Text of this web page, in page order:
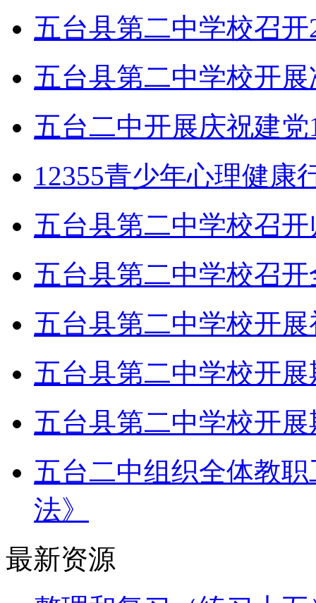
五台县第二中学校召
五台县第二中学校开
五台二中开展庆祝建
12355青少年心理健康
五台县第二中学校召
五台县第二中学校召
五台县第二中学校开
五台县第二中学校开
五台县第二中学校开
五台二中组织全体教
法》
最新资源